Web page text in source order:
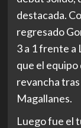
destacada.
regresado
3 a 1 frente a
que el
revancha
Magallanes.
Luego fue el